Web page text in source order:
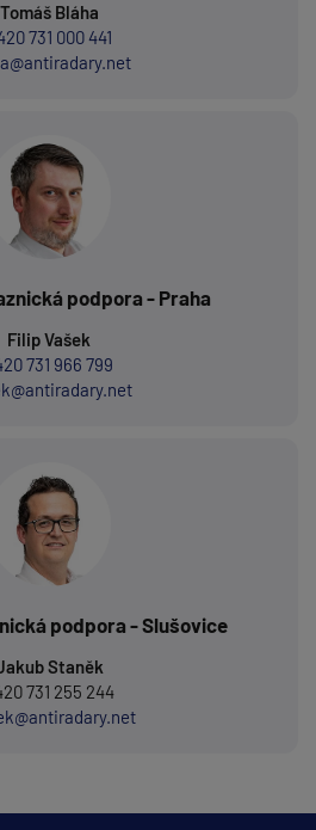
Tomáš Bláha
731 000 441
podpora - Praha
Filip Vašek
731 966 799
podpora - Slušovice
Staněk
731 255 244